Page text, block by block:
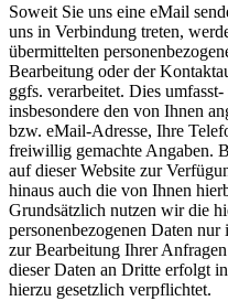
Soweit Sie uns eine eMail
uns in Verbindung treten,
übermittelten
Bearbeitung oder der
ggfs. verarbeitet. Dies
insbesondere den von Ihnen
bzw. eMail-Adresse, Ihre
freiwillig gemachte Angaben.
auf dieser Website zur
hinaus auch die von Ihnen
Grundsätzlich nutzen wir die
personenbezogenen Daten
zur Bearbeitung Ihrer
dieser Daten an Dritte erfolgt
hierzu gesetzlich verpflichtet.